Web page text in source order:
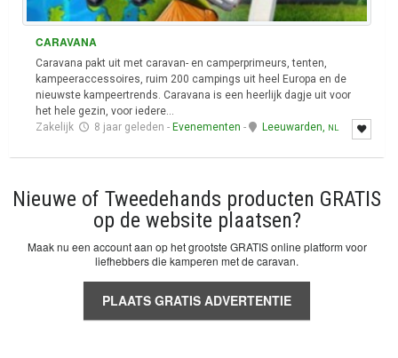
CARAVANA
Caravana pakt uit met caravan- en camperprimeurs, tenten,
kampeeraccessoires, ruim 200 campings uit heel Europa en de
nieuwste kampeertrends. Caravana is een heerlijk dagje uit voor
het hele gezin, voor iedere...
Zakelijk
8 jaar geleden - Evenementen - Leeuwarden, NL
Nieuwe of Tweedehands producten GRATIS
op de website plaatsen?
Maak nu een account aan op het grootste GRATIS online platform voor
liefhebbers die kamperen met de caravan.
PLAATS GRATIS ADVERTENTIE